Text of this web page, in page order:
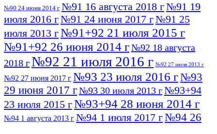
№90 24 июня 2014 г №91 16 августа 2018 г№91 19
июля 2016 г№91 24 июня 2017 г№91 25
июля 2013 г№91+92 21 июля 2015 г
№91+92 26 июня 2014 г№92 18 августа
2018 г№92 21 июля 2016 г №92 27 июля 2013 г
№92 27 июня 2017 г №93 23 июля 2016 г№93
29 июня 2017 г№93 30 июля 2013 г№93+94
23 июля 2015 г№93+94 28 июня 2014 г
№94 1 августа 2013 г №94 1 июля 2017 г№94 26